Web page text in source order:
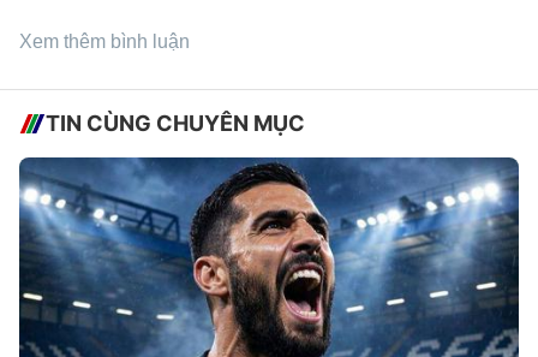
Xem thêm bình luận
TIN CÙNG CHUYÊN MỤC